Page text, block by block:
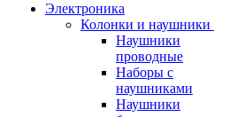
Электроника
Колонки и наушники
Наушники
проводные
Наборы с
наушниками
Наушники